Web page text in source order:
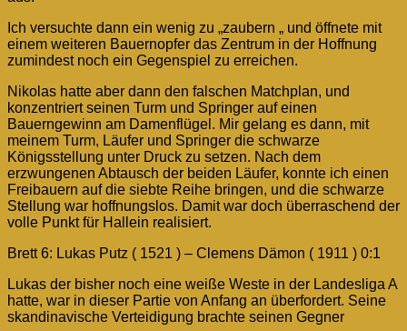
Ich versuchte dann ein wenig zu „zaubern „ und öffnete mit
einem weiteren Bauernopfer das Zentrum in der Hoffnung
zumindest noch ein Gegenspiel zu erreichen.
Nikolas hatte aber dann den falschen Matchplan, und
konzentriert seinen Turm und Springer auf einen
Bauerngewinn am Damenflügel. Mir gelang es dann, mit
meinem Turm, Läufer und Springer die schwarze
Königsstellung unter Druck zu setzen. Nach dem
erzwungenen Abtausch der beiden Läufer, konnte ich einen
Freibauern auf die siebte Reihe bringen, und die schwarze
Stellung war hoffnungslos. Damit war doch überraschend der
volle Punkt für Hallein realisiert.
Brett 6: Lukas Putz ( 1521 ) – Clemens Dämon ( 1911 ) 0:1
Lukas der bisher noch eine weiße Weste in der Landesliga A
hatte, war in dieser Partie von Anfang an überfordert. Seine
skandinavische Verteidigung brachte seinen Gegner